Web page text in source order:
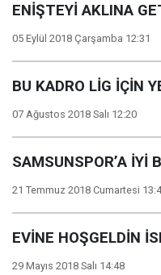
ENİŞTEYİ AKLINA
05 Eylül 2018 Çarşamba 12:31
BU KADRO LİG İÇİN
07 Ağustos 2018 Salı 12:20
SAMSUNSPOR’A İYİ
21 Temmuz 2018 Cumartesi
EVİNE HOŞGELDİN
29 Mayıs 2018 Salı 14:48